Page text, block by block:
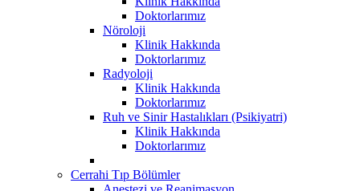
Doktorlarımız
Nöroloji
Klinik Hakkında
Doktorlarımız
Radyoloji
Klinik Hakkında
Doktorlarımız
Ruh ve Sinir Hastalıkları (Psikiyatri)
Klinik Hakkında
Doktorlarımız
Cerrahi Tıp Bölümler